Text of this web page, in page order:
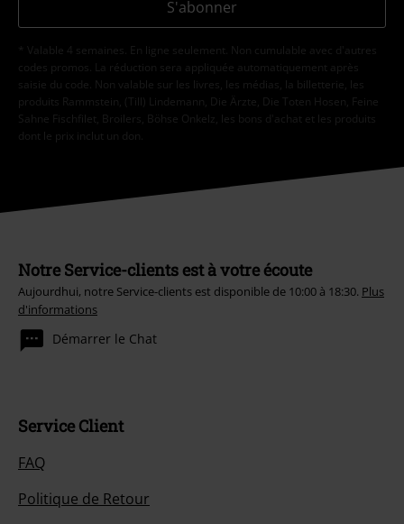
S'abonner
* Valable 4 semaines. En ligne seulement. Non cumulable avec d'autres
codes promos. La réduction sera appliquée automatiquement après
saisie du code. Non valable sur les livres, les médias, la billetterie, les
produits Rammstein, (Till) Lindemann, Die Ärzte, Die Toten Hosen, Feine
Sahne Fischfilet, Broilers, Böhse Onkelz, les bons d'achat et les produits
dont le prix inclut un don.
Notre Service-clients est à votre écoute
Aujourdhui, notre Service-clients est disponible de 10:00 à 18:30. Plus
d'informations
Démarrer le Chat
Service Client
FAQ
Politique de Retour